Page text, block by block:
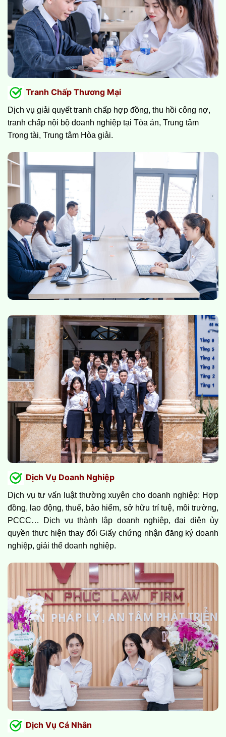
Tranh Chấp Thương Mại
Dịch vụ giải quyết tranh chấp hợp đồng, thu hồi công nợ,
tranh chấp nội bộ doanh nghiệp tại Tòa án, Trung tâm
Trọng tài, Trung tâm Hòa giải.
Dịch Vụ Doanh Nghiệp
Dịch vụ tư vấn luật thường xuyên cho doanh nghiệp: Hợp
đồng, lao động, thuế, bảo hiểm, sở hữu trí tuệ, môi trường,
PCCC… Dịch vụ thành lập doanh nghiệp, đại diện ủy
quyền thưc hiện thay đổi Giấy chứng nhận đăng ký doanh
nghiệp, giải thể doanh nghiệp.
Dịch Vụ Cá Nhân